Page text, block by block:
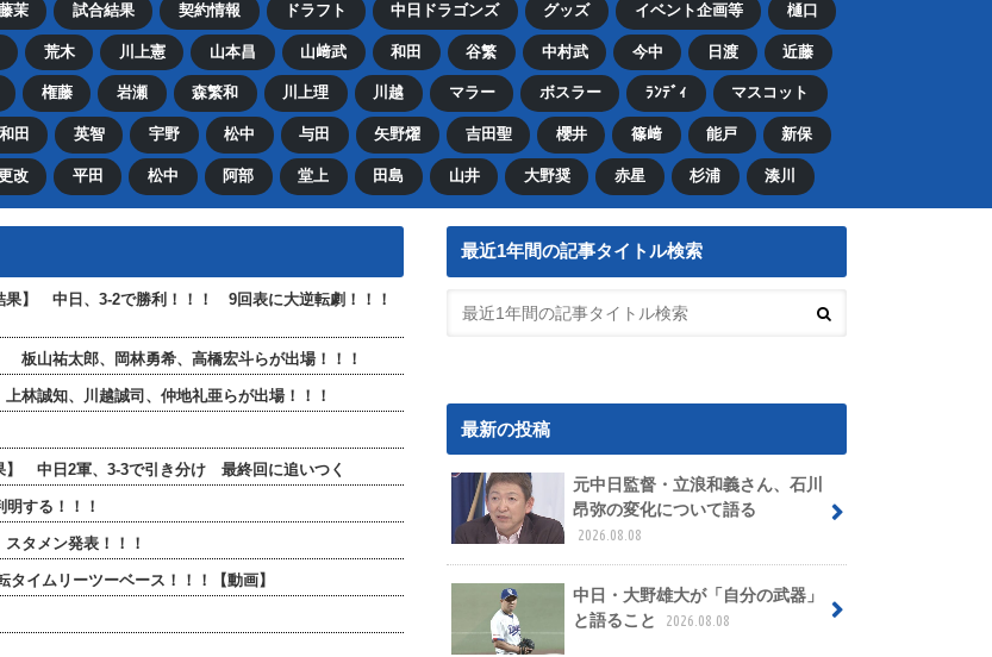
茉 試合結果 契約情報 ドラフト 中日ドラゴンズ グッズ イベント企画等 樋口
荒木 川上憲 山本昌 山﨑武 和田 谷繁 中村武 今中 日渡 近藤
権藤 岩瀬 森繁和 川上理 川越 マラー ボスラー ﾗﾝﾃﾞｨ マスコット
和田 英智 宇野 松中 与田 矢野燿 吉田聖 櫻井 篠﨑 能戸 新保
改 平田 松中 阿部 堂上 田島 山井 大野奨 赤星 杉浦 湊川
】 中日、3-2で勝利！！！ 9回表に大逆転劇！！！
山祐太郎、岡林勇希、高橋宏斗らが出場！！！
誠知、川越誠司、仲地礼亜らが出場！！！
】 中日2軍、3-3で引き分け 最終回に追いつく
する！！！
タメン発表！！！
イムリーツーベース！！！【動画】
最近1年間の記事タイトル検索
最新の投稿
元中日監督・立浪和義さん、石川
昂弥の変化について語る
2026.08.08
中日・大野雄大が「自分の武器」
と語ること
2026.08.08